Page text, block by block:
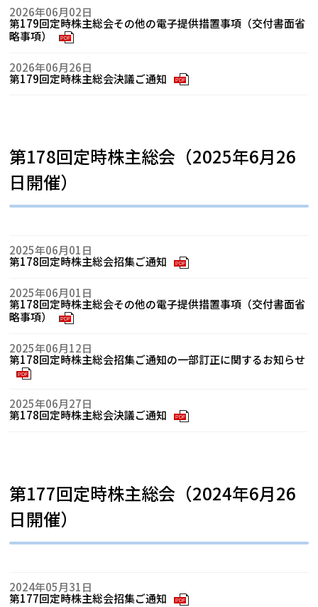
2026年06月02日
第179回定時株主総会その他の電子提供措置事項（交付書面省
略事項）
PDF
2026年06月26日
第179回定時株主総会決議ご通知 PDF
第178回定時株主総会（2025年6月26
日開催）
2025年06月01日
第178回定時株主総会招集ご通知 PDF
2025年06月01日
第178回定時株主総会その他の電子提供措置事項（交付書面省
略事項）
PDF
2025年06月12日
第178回定時株主総会招集ご通知の一部訂正に関するお知らせ
PDF
2025年06月27日
第178回定時株主総会決議ご通知 PDF
第177回定時株主総会（2024年6月26
日開催）
2024年05月31日
第177回定時株主総会招集ご通知 PDF